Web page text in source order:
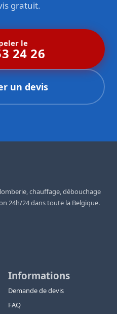
gratuit.
le
24 26
un devis
chauffage, débouchage
24h/24 dans toute la Belgique.
Informations
Demande de devis
FAQ